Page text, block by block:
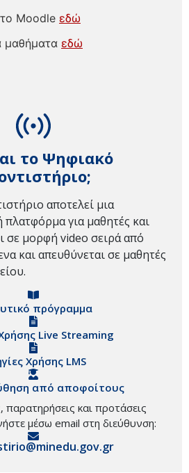
το Ψηφιακό
αποτελεί μια
για μαθητές και
σε μορφή video σειρά από
και απευθύνεται σε μαθητές
πρόγραμμα
Live Streaming
Χρήσης LMS
από αποφοίτους
παρατηρήσεις και προτάσεις
μέσω email στη διεύθυνση:
Moodle εδώ
μαθήματα εδώ